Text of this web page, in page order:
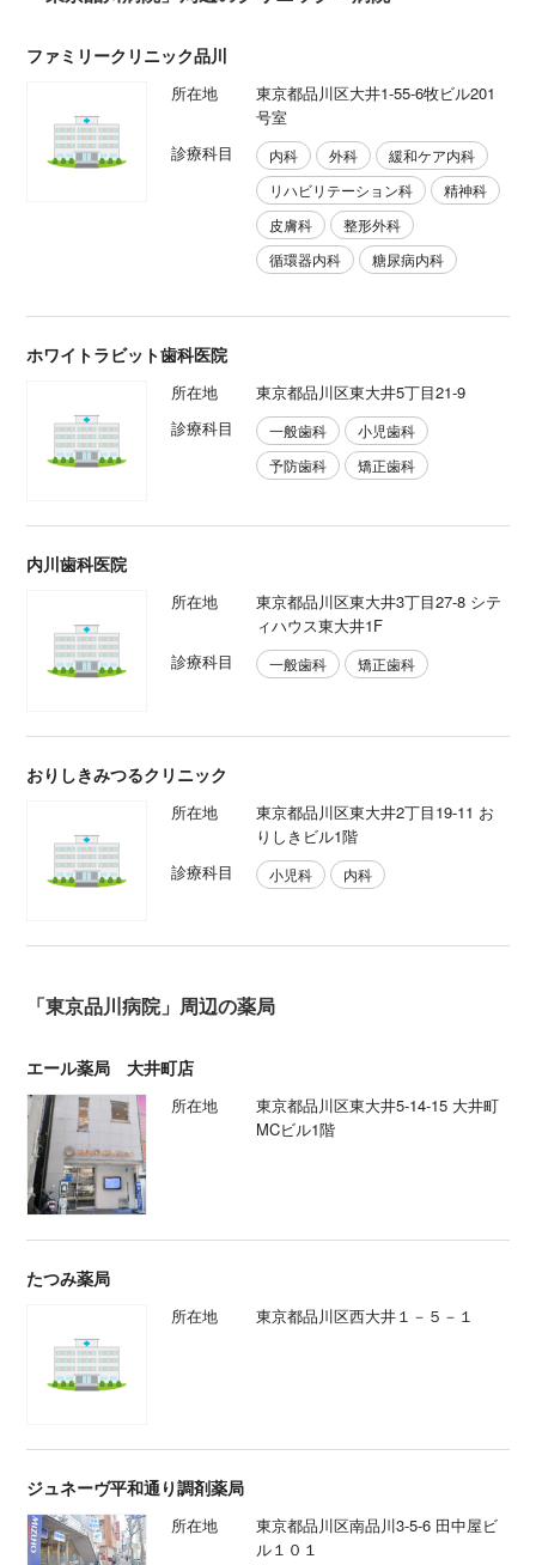
ファミリークリニック品川
所在地
東京都品川区大井1-55-6牧ビル201
号室
診療科目
内科 外科
緩和ケア内科
リハビリテーション科
精神科
皮膚科
整形外科
循環器内科
糖尿病内科
ホワイトラビット歯科医院
所在地
東京都品川区東大井5丁目21‐9
診療科目
一般歯科
小児歯科
予防歯科
矯正歯科
内川歯科医院
所在地
東京都品川区東大井3丁目27-8 シテ
ィハウス東大井1F
診療科目
一般歯科 矯正歯科
おりしきみつるクリニック
所在地
東京都品川区東大井2丁目19-11 お
りしきビル1階
診療科目
小児科 内科
「東京品川病院」周辺の薬局
エール薬局 大井町店
所在地
東京都品川区東大井5-14-15 大井町
MCビル1階
たつみ薬局
所在地 東京都品川区西大井１－５－１
ジュネーヴ平和通り調剤薬局
所在地
東京都品川区南品川3-5-6 田中屋ビ
ル１０１